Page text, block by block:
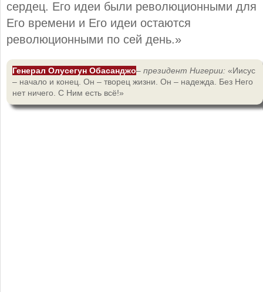
сердец. Его идеи были революционными для
Его времени и Его идеи остаются
революционными по сей день.»
Генерал Олусегун Обасанджо– президент Нигерии: «Иисус
– начало и конец. Он – творец жизни. Он – надежда. Без Него
нет ничего. С Ним есть всё!»